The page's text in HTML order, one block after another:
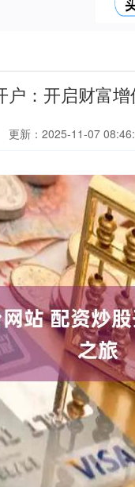
户：开启财富
更新：2025-11-07